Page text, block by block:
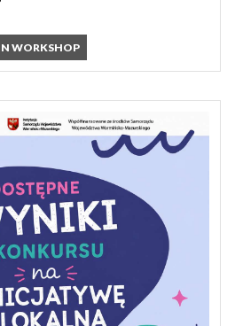
WORKSHOP